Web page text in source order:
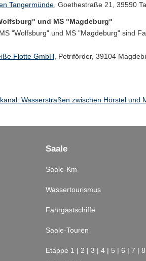
Tangermünde , Goethestraße 21, 39590
und MS "Magdeburg"
"Wolfsburg" und MS "Magdeburg" sind
Flotte GmbH , Petriförder, 39104
Wasserstraßen zwischen Hörstel und
Saale
Saale-Km
Wassertourismus
Fahrgastschiffe
Saale-Touren
Etappe 1 | 2 | 3 | 4 | 5 | 6 | 7 | 8